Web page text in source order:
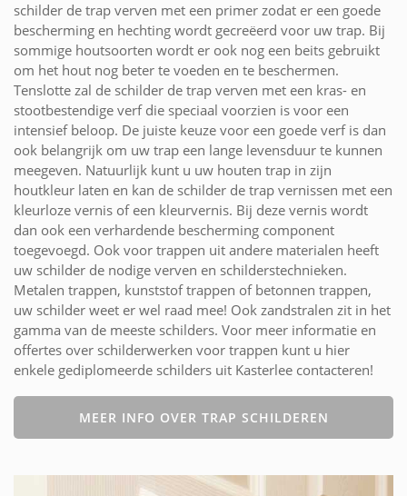
schilder de trap verven met een primer zodat er een goede
bescherming en hechting wordt gecreëerd voor uw trap. Bij
sommige houtsoorten wordt er ook nog een beits gebruikt
om het hout nog beter te voeden en te beschermen.
Tenslotte zal de schilder de trap verven met een kras- en
stootbestendige verf die speciaal voorzien is voor een
intensief beloop. De juiste keuze voor een goede verf is dan
ook belangrijk om uw trap een lange levensduur te kunnen
meegeven. Natuurlijk kunt u uw houten trap in zijn
houtkleur laten en kan de schilder de trap vernissen met een
kleurloze vernis of een kleurvernis. Bij deze vernis wordt
dan ook een verhardende bescherming component
toegevoegd. Ook voor trappen uit andere materialen heeft
uw schilder de nodige verven en schilderstechnieken.
Metalen trappen, kunststof trappen of betonnen trappen,
uw schilder weet er wel raad mee! Ook zandstralen zit in het
gamma van de meeste schilders. Voor meer informatie en
offertes over schilderwerken voor trappen kunt u hier
enkele gediplomeerde schilders uit Kasterlee contacteren!
MEER INFO OVER TRAP SCHILDEREN